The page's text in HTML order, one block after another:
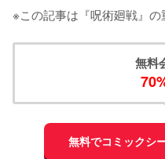
※この記事は『呪術廻戦』の
無料
無料でコミックシ